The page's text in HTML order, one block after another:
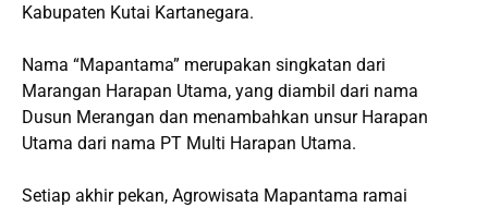
Kabupaten Kutai Kartanegara.
Nama “Mapantama” merupakan singkatan dari
Marangan Harapan Utama, yang diambil dari nama
Dusun Merangan dan menambahkan unsur Harapan
Utama dari nama PT Multi Harapan Utama.
Setiap akhir pekan, Agrowisata Mapantama ramai